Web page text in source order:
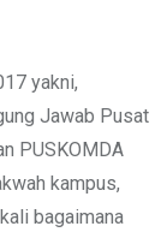
yakni,
Jawab Pusat
PUSKOMDA
kampus,
bagaimana